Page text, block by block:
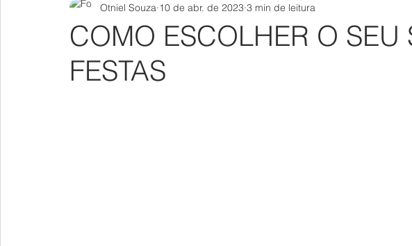
COMO ESCOLHER O SEU
FESTAS
Otniel Souza 10 de abr. de 2023 3 min de leitura